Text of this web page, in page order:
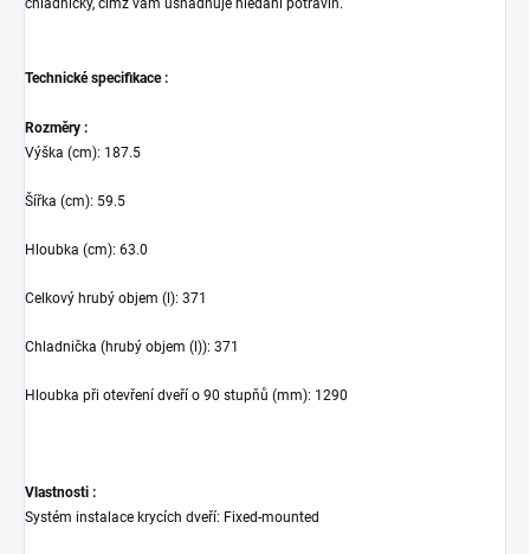
chladničky, čímž vám usnadňuje hledání potravin.
Technické specifikace :
Rozměry :
Výška (cm): 187.5
Šířka (cm): 59.5
Hloubka (cm): 63.0
Celkový hrubý objem (l): 371
Chladnička (hrubý objem (l)): 371
Hloubka při otevření dveří o 90 stupňů (mm): 1290
Vlastnosti :
Systém instalace krycích dveří: Fixed-mounted